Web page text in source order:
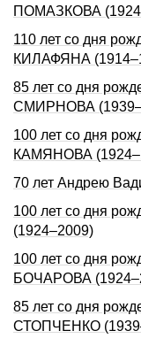
ПОМАЗКОВА
110 лет со дня
КИЛАФЯНА
85 лет со дня
СМИРНОВА
100 лет со дня
КАМЯНОВА
70 лет Андрею
100 лет со дня
(1924–2009)
100 лет со дня
БОЧАРОВА
85 лет со дня
СТОПЧЕНКО